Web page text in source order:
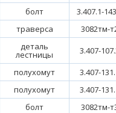
болт 3.407.1-
траверса 3082тм-
деталь
лестницы 3.407-
полухомут 3.407-
полухомут 3.407-
болт 3082тм-